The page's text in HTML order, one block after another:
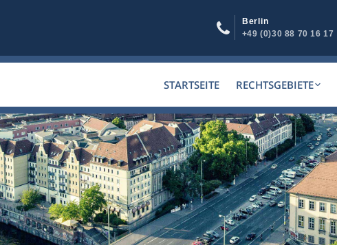
Berlin
+49 (0)30 88 70 16 17
STARTSEITE RECHTSGEBIETE